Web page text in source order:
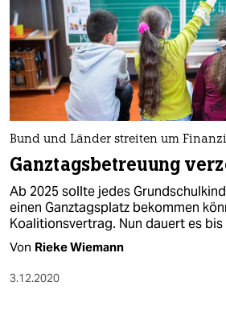
Bund und Länder streiten um
Ganztagsbetreuung
Ab 2025 sollte jedes
einen Ganztagsplatz bekommen
Koalitionsvertrag. Nun dauert es bis
Von Rieke Wiemann
3.12.2020